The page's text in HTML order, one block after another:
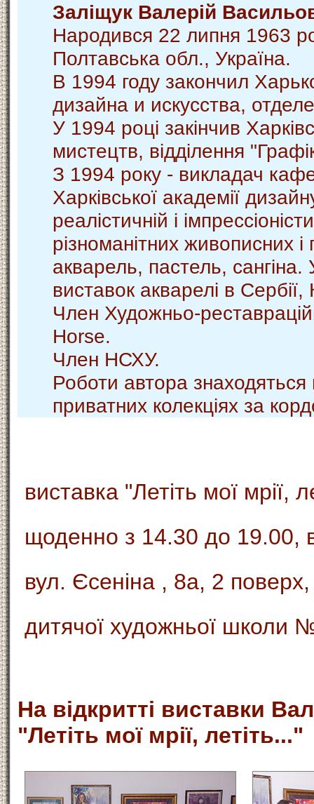
Залiщук Валерiй
Народився 22 липня 1963
Полтавська обл., Україна.
В 1994 году закончил
дизайна и искусства,
У 1994 році закінчив
мистецтв, відділення
З 1994 року - викладач
Харківської академії
реалістичній і
різноманітних живописних і
акварель, пастель,
виставок акварелі в Сербії,
Член Художньо-
Horse.
Член НСХУ.
Роботи автора знаходяться
приватних колекціях за
виставка "Летіть мої мрії,
щоденно з 14.30 до 19.00,
вул. Єсеніна , 8а, 2 поверх,
дитячої художньої школи
На відкритті виставки
"Летіть мої мрії, летіть..."